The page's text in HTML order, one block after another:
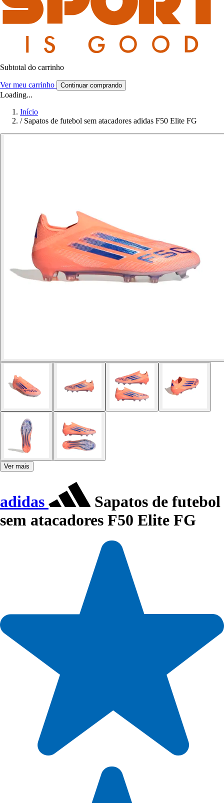
Subtotal do carrinho
Ver meu carrinho Continuar comprando
Loading...
Início
/ Sapatos de futebol sem atacadores adidas F50 Elite FG
Ver mais
adidas
Sapatos de futebol
sem atacadores F50 Elite FG